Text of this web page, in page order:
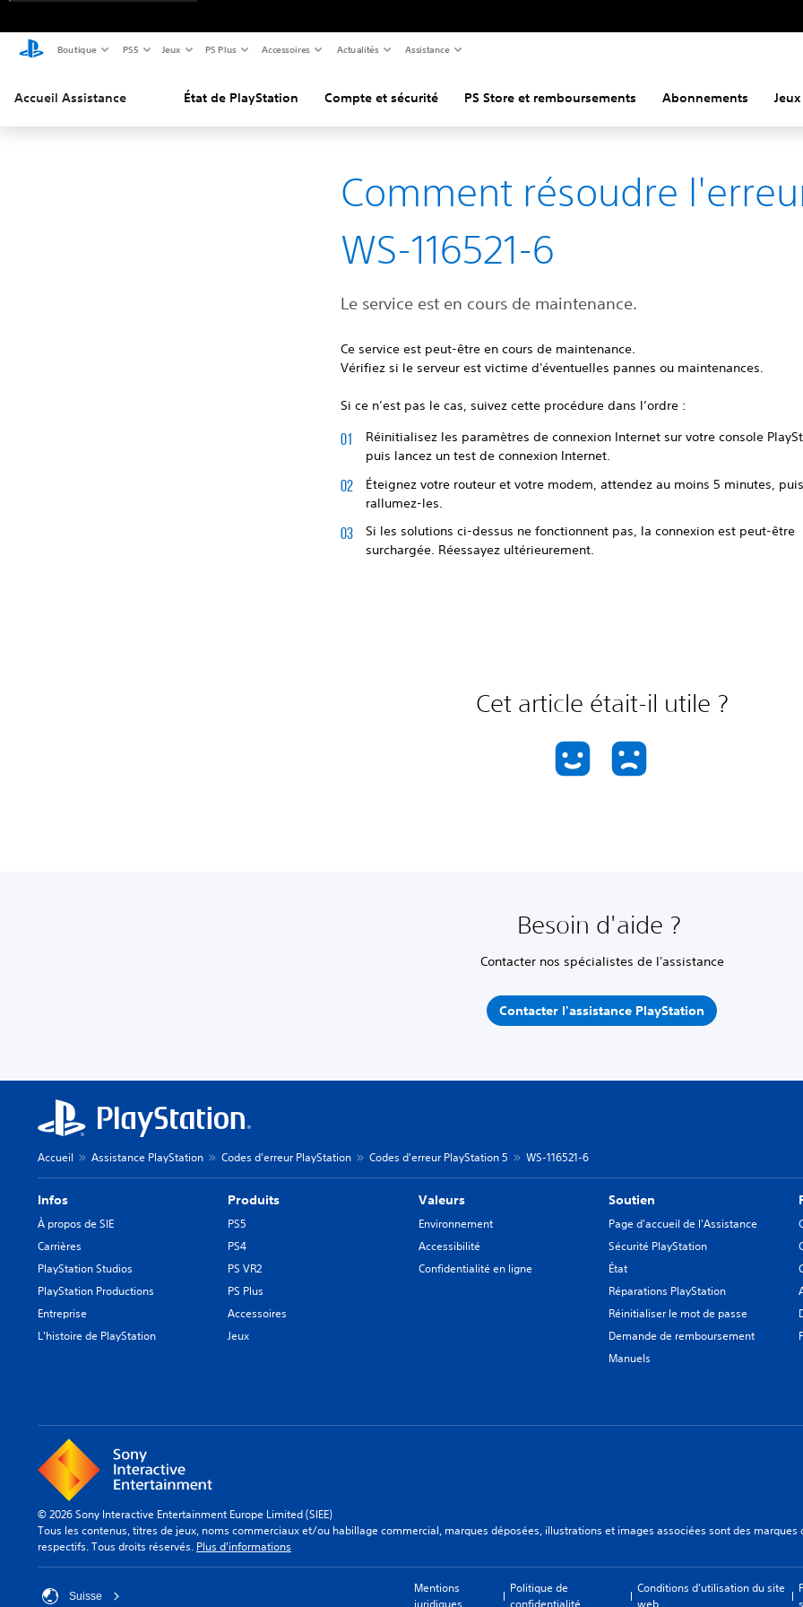
Boutique PS5 Jeux PS Plus Accessoires Actualités Assistance
Accueil Assistance État de PlayStation Compte et sécurité PS Store et remboursements Abonnements Jeux
Comment résoudre
WS-116521-6
Le service est en cours de maintenance.
Ce service est peut-être en cours de maintenance.
Vérifiez si le serveur est victime d'éventuelles pannes ou maintenances.
Si ce n’est pas le cas, suivez cette procédure dans l’ordre :
Réinitialisez les paramètres de connexion Internet sur votre console
puis lancez un test de connexion Internet.
Éteignez votre routeur et votre modem, attendez au moins 5 minutes, puis
rallumez-les.
Si les solutions ci-dessus ne fonctionnent pas, la connexion est peut-être
surchargée. Réessayez ultérieurement.
Cet article était-il utile ?
Besoin d'aide ?
Contacter nos spécialistes de l'assistance
Contacter l'assistance PlayStation
Accueil Assistance PlayStation Codes d'erreur PlayStation Codes d'erreur PlayStation 5 WS-116521-6
Infos
À propos de SIE
Carrières
PlayStation Studios
PlayStation Productions
Entreprise
L'histoire de PlayStation
Produits
PS5
PS4
PS VR2
PS Plus
Accessoires
Jeux
Valeurs
Environnement
Accessibilité
Confidentialité en ligne
Soutien
Page d'accueil de l'Assistance
Sécurité PlayStation
État
Réparations PlayStation
Réinitialiser le mot de passe
Demande de remboursement
Manuels
© 2026 Sony Interactive Entertainment Europe Limited (SIEE)
Tous les contenus, titres de jeux, noms commerciaux et/ou habillage commercial, marques déposées, illustrations et images associées sont des
respectifs. Tous droits réservés. Plus d'informations
Suisse
Mentions
juridiques
Politique de
confidentialité
Conditions d'utilisation du site
web